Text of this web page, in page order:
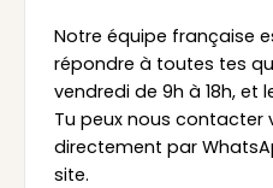
Notre équipe française
répondre à toutes tes
vendredi de 9h à 18h, et
Tu peux nous contacter
directement par
site.